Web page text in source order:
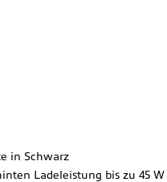
in Schwarz
Ladeleistung bis zu 45 W